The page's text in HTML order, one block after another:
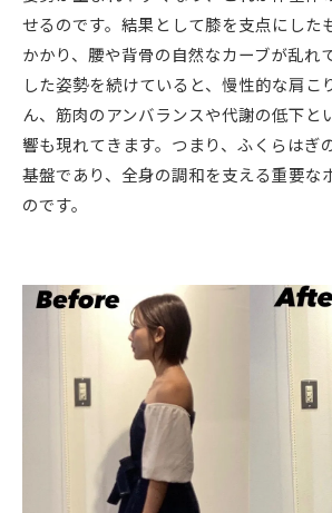
せるのです。結果として膝を支点にした
かかり、腰や背骨の自然なカーブが乱れ
した姿勢を続けていると、慢性的な肩こ
ん、筋肉のアンバランスや代謝の低下と
響も現れてきます。つまり、ふくらはぎ
基盤であり、全身の調和を支える重要な
のです。